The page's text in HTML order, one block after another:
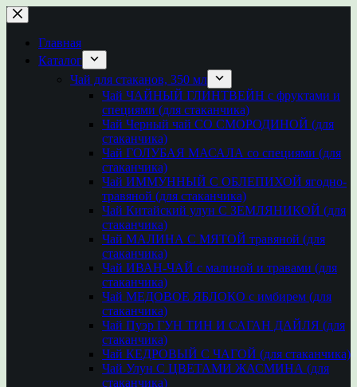
Перейти
к
сути
Главная
Каталог
Чай для стаканов, 350 мл
Чай ЧАЙНЫЙ ГЛИНТВЕЙН с фруктами и
специями (для стаканчика)
Чай Черный чай СО СМОРОДИНОЙ (для
стаканчика)
Чай ГОЛУБАЯ МАСАЛА со специями (для
стаканчика)
Чай ИММУННЫЙ С ОБЛЕПИХОЙ ягодно-
травяной (для стаканчика)
Чай Китайский улун С ЗЕМЛЯНИКОЙ (для
стаканчика)
Чай МАЛИНА С МЯТОЙ травяной (для
стаканчика)
Чай ИВАН-ЧАЙ с малиной и травами (для
стаканчика)
Чай МЕДОВОЕ ЯБЛОКО с имбирем (для
стаканчика)
Чай Пуэр ГУН ТИН И САГАН ДАЙЛЯ (для
стаканчика)
Чай КЕДРОВЫЙ С ЧАГОЙ (для стаканчика)
Чай Улун С ЦВЕТАМИ ЖАСМИНА (для
стаканчика)